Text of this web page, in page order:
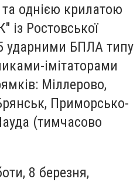
однією крилатою
із Ростовської
ударними БПЛА типу
імітаторами
Міллерово,
Приморсько-
(тимчасово
8 березня,